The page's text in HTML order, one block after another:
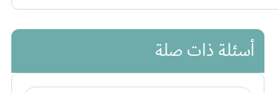
أسئلة ذات صلة